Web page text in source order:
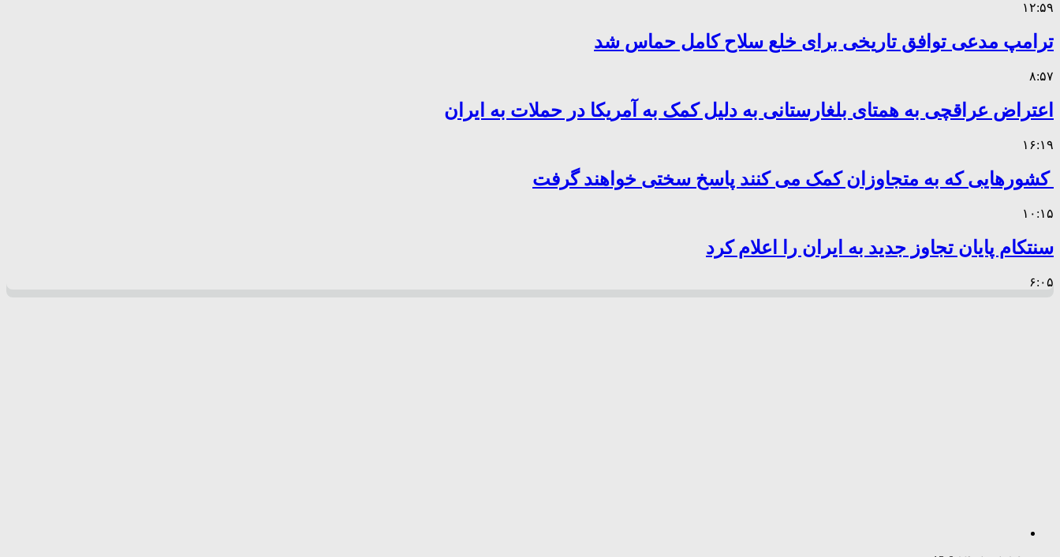
۱۲:۵۹
ترامپ مدعی توافق تاریخی برای خلع سلاح کامل حماس شد
۸:۵۷
اعتراض عراقچی به همتای بلغارستانی به دلیل کمک به آمریکا در حملات به ایران
۱۶:۱۹
کشورهایی که به متجاوزان کمک می کنند پاسخ سختی خواهند گرفت
۱۰:۱۵
سنتکام پایان تجاوز جدید به ایران را اعلام کرد
۶:۰۵